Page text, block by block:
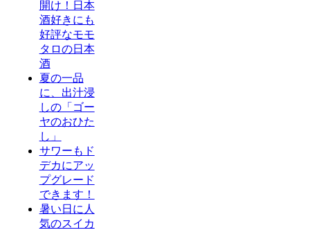
開け！日本
酒好きにも
好評なモモ
タロの日本
酒
夏の一品
に、出汁浸
しの「ゴー
ヤのおひた
し」
サワーもド
デカにアッ
プグレード
できます！
暑い日に人
気のスイカ